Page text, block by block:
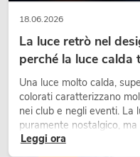
18.06.2026
La luce retrò nel
perché la luce calda
Una luce molto calda,
colorati caratterizzano
nei club e negli eventi.
puramente nostalgico,
in modo consapevole:
Leggi ora